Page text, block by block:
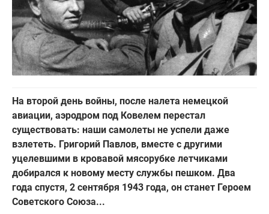
​​​​​​​На второй день войны, после налета немецкой
авиации, аэродром под Ковелем перестал
существовать: наши самолеты не успели даже
взлететь. Григорий Павлов, вместе с другими
уцелевшими в кровавой мясорубке летчиками
добирался к новому месту службы пешком. Два
года спустя, 2 сентября 1943 года, он станет Героем
Советского Союза...